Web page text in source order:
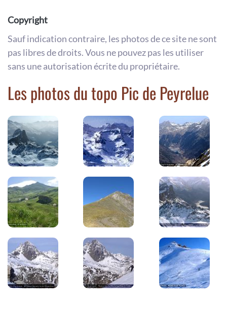
Copyright
Sauf indication contraire, les photos de ce site ne sont
pas libres de droits. Vous ne pouvez pas les utiliser
sans une autorisation écrite du propriétaire.
Les photos du topo Pic de Peyrelue